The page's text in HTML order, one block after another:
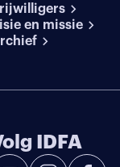
en missie
IDFA